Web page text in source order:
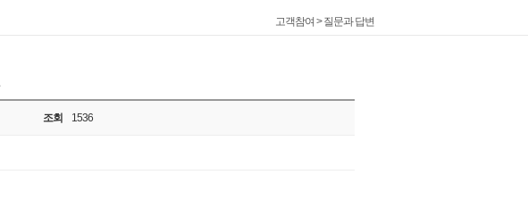
고객참여 >질문과 답변
조회 1536